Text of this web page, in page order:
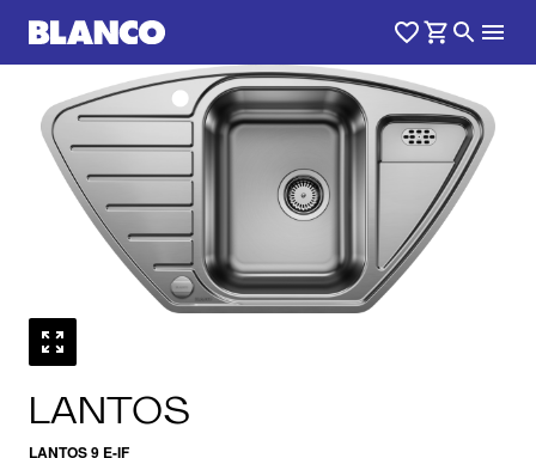
LANTOS
LANTOS 9 E-IF
/0